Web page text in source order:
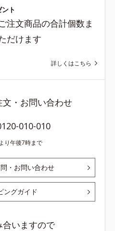
ト
注文商品の合計個数ま
だけます
詳しくはこちら
・お問い合わせ
010-010
り午後7時まで
・お問い合わせ
ングガイド
合いますので